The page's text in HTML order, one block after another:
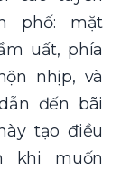
phố: mặt
uất, phía
nhịp, và
đến bãi
tạo điều
khi muốn